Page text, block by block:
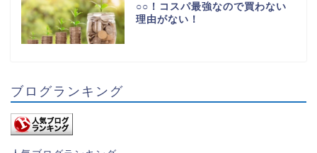
○○！コスパ最強なので買わない
理由がない！
ブログランキング